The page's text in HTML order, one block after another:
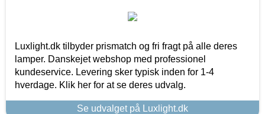
Luxlight.dk tilbyder prismatch og fri fragt på alle deres
lamper. Danskejet webshop med professionel
kundeservice. Levering sker typisk inden for 1-4
hverdage. Klik her for at se deres udvalg.
Se udvalget på Luxlight.dk